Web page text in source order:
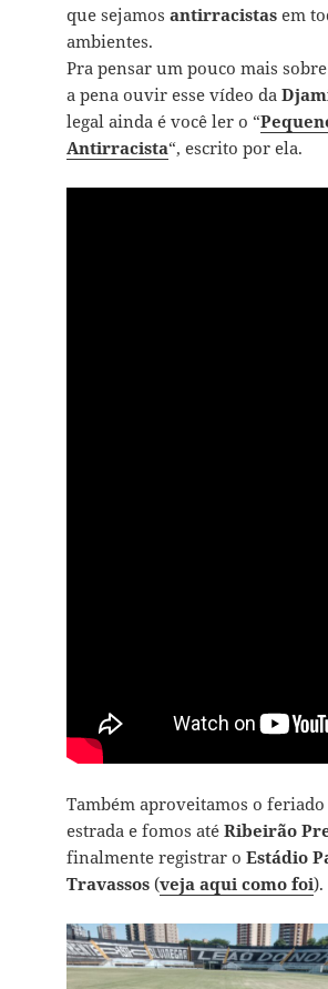
que sejamos antirracistasem
ambientes.
Pra pensar um pouco mais
a pena ouvir esse vídeo da
legal ainda é você ler o “
Antirracista“, escrito por ela.
Também aproveitamos o
estrada e fomos até Ribeirão
finalmente registrar o Estádio
Travassos(veja aqui como foi).